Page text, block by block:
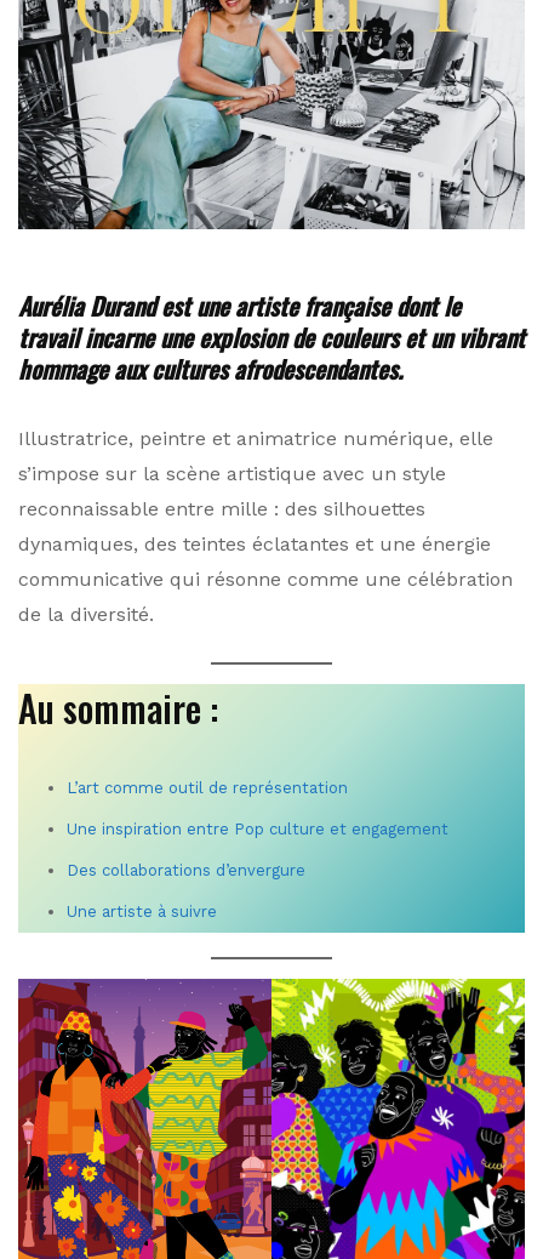
Aurélia Durand est une artiste française dont le
travail incarne une explosion de couleurs et un vibrant
hommage aux cultures afrodescendantes.
Illustratrice, peintre et animatrice numérique, elle
s’impose sur la scène artistique avec un style
reconnaissable entre mille : des silhouettes
dynamiques, des teintes éclatantes et une énergie
communicative qui résonne comme une célébration
de la diversité.
Au sommaire :
L’art comme outil de représentation
Une inspiration entre Pop culture et engagement
Des collaborations d’envergure
Une artiste à suivre